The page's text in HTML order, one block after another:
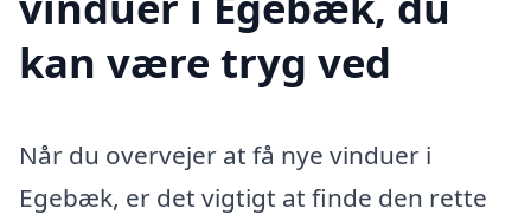
kan være tryg ved
Når du overvejer at få nye vinduer i
Egebæk, er det vigtigt at finde den rette